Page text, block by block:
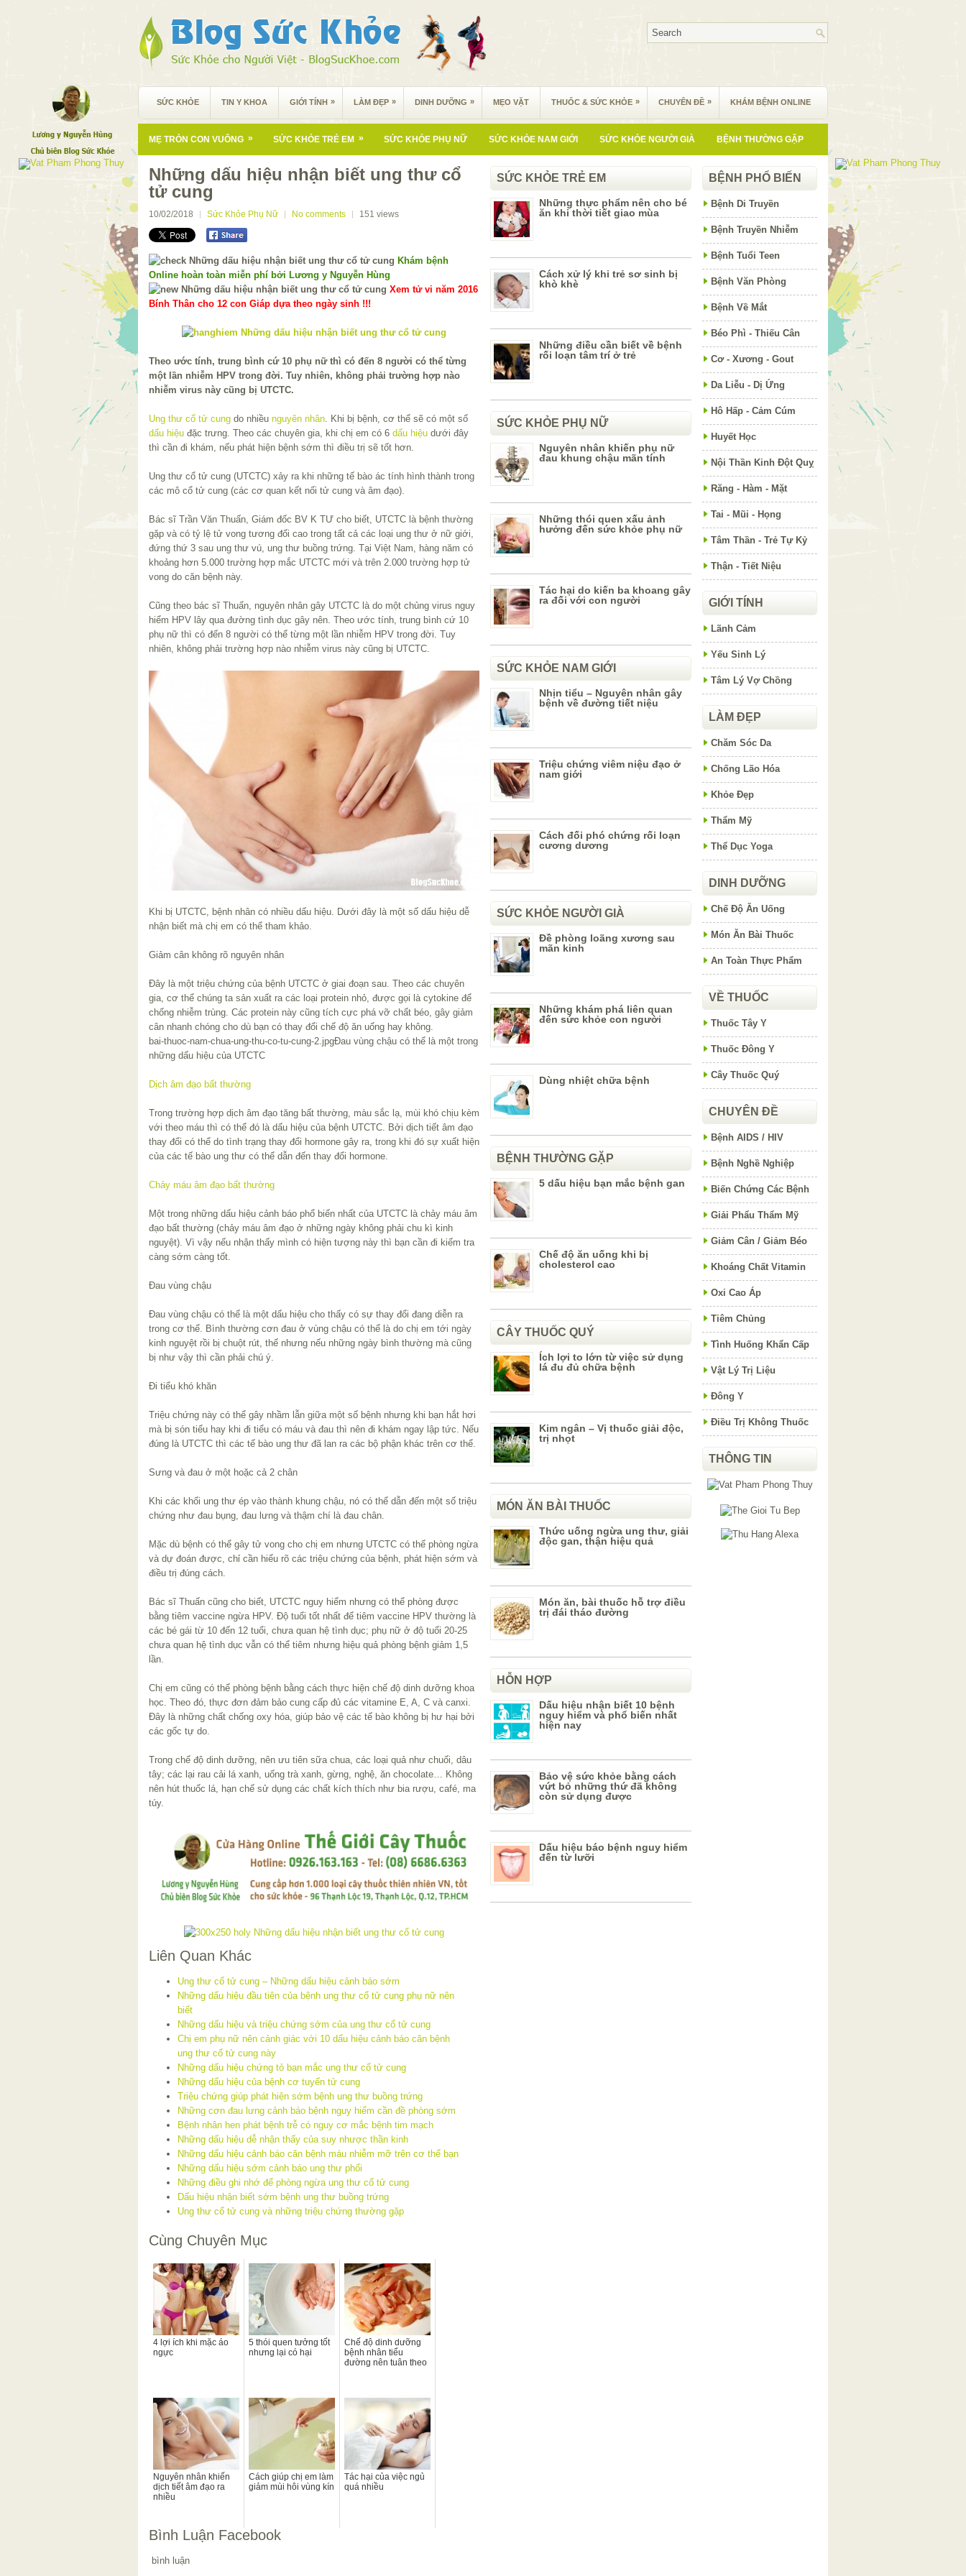
SỨC KHỎE TIN Y KHOA GIỚI TÍNH » LÀM ĐẸP » DINH DƯỠNG » MẸO VẶT THUỐC & SỨC KHỎE » CHUYÊN ĐỀ » KHÁM BỆNH ONLINE
MẸ TRÒN CON VUÔNG » SỨC KHỎE TRẺ EM » SỨC KHỎE PHỤ NỮ SỨC KHỎE NAM GIỚI SỨC KHỎE NGƯỜI GIÀ BỆNH THƯỜNG GẶP
Những dấu hiệu nhận biết ung thư cổ
tử cung
10/02/2018 Sức Khỏe Phụ Nữ No comments 151 views
Khám bệnh
Online hoàn toàn miễn phí bởi Lương y Nguyễn Hùng
Xem tử vi năm 2016
Bính Thân cho 12 con Giáp dựa theo ngày sinh !!!
Theo ước tính, trung bình cứ 10 phụ nữ thì có đến 8 người có thể từng
một lần nhiễm HPV trong đời. Tuy nhiên, không phải trường hợp nào
nhiễm virus này cũng bị UTCTC.
Ung thư cổ tử cung do nhiều nguyên nhân . Khi bị bệnh, cơ thể sẽ có một số
dấu hiệu đặc trưng. Theo các chuyên gia, khi chị em có 6 dấu hiệu dưới đây
thì cần đi khám, nếu phát hiện bệnh sớm thì điều trị sẽ tốt hơn.
Ung thư cổ tử cung (UTCTC) xảy ra khi những tế bào ác tính hình thành trong
các mô cổ tử cung (các cơ quan kết nối tử cung và âm đạo).
Bác sĩ Trần Văn Thuấn, Giám đốc BV K TƯ cho biết, UTCTC là bệnh thường
gặp và có tỷ lệ tử vong tương đối cao trong tất cả các loại ung thư ở nữ giới,
đứng thứ 3 sau ung thư vú, ung thư buồng trứng. Tại Việt Nam, hàng năm có
khoảng hơn 5.000 trường hợp mắc UTCTC mới và trên 2.000 trường hợp tử
vong do căn bệnh này.
Cũng theo bác sĩ Thuấn, nguyên nhân gây UTCTC là do một chủng virus nguy
hiểm HPV lây qua đường tình dục gây nên. Theo ước tính, trung bình cứ 10
phụ nữ thì có đến 8 người có thể từng một lần nhiễm HPV trong đời. Tuy
nhiên, không phải trường hợp nào nhiễm virus này cũng bị UTCTC.
Khi bị UTCTC, bệnh nhân có nhiều dấu hiệu. Dưới đây là một số dấu hiệu dễ
nhận biết mà chị em có thể tham khảo.
Giảm cân không rõ nguyên nhân
Đây là một triệu chứng của bệnh UTCTC ở giai đoạn sau. Theo các chuyên
gia, cơ thể chúng ta sản xuất ra các loại protein nhỏ, được gọi là cytokine để
chống nhiễm trùng. Các protein này cũng tích cực phá vỡ chất béo, gây giảm
cân nhanh chóng cho dù bạn có thay đổi chế độ ăn uống hay không.
bai-thuoc-nam-chua-ung-thu-co-tu-cung-2.jpgĐau vùng chậu có thể là một trong
những dấu hiệu của UTCTC
Dịch âm đạo bất thường
Trong trường hợp dịch âm đạo tăng bất thường, màu sắc lạ, mùi khó chịu kèm
với theo máu thì có thể đó là dấu hiệu của bệnh UTCTC. Bởi dịch tiết âm đạo
thay đổi có thể do tình trạng thay đổi hormone gây ra, trong khi đó sự xuất hiện
của các tế bào ung thư có thể dẫn đến thay đổi hormone.
Chảy máu âm đạo bất thường
Một trong những dấu hiệu cảnh báo phổ biến nhất của UTCTC là chảy máu âm
đạo bất thường (chảy máu âm đạo ở những ngày không phải chu kì kinh
nguyệt). Vì vậy nếu nhận thấy mình có hiện tượng này thì bạn cần đi kiểm tra
càng sớm càng tốt.
Đau vùng chậu
Đau vùng chậu có thể là một dấu hiệu cho thấy có sự thay đổi đang diễn ra
trong cơ thể. Bình thường cơn đau ở vùng chậu có thể là do chị em tới ngày
kinh nguyệt rồi bị chuột rút, thế nhưng nếu những ngày bình thường mà cũng
bị như vậy thì cần phải chú ý.
Đi tiểu khó khăn
Triệu chứng này có thể gây nhầm lẫn giữa một số bệnh nhưng khi bạn hắt hơi
mà bị són tiểu hay khi đi tiểu có máu và đau thì nên đi khám ngay lập tức. Nếu
đúng là UTCTC thì các tế bào ung thư đã lan ra các bộ phận khác trên cơ thể.
Sưng và đau ở một hoặc cả 2 chân
Khi các khối ung thư ép vào thành khung chậu, nó có thể dẫn đến một số triệu
chứng như đau bụng, đau lưng và thậm chí là đau chân.
Mặc dù bệnh có thể gây tử vong cho chị em nhưng UTCTC có thể phòng ngừa
và dự đoán được, chỉ cần hiểu rõ các triệu chứng của bệnh, phát hiện sớm và
điều trị đúng cách.
Bác sĩ Thuấn cũng cho biết, UTCTC nguy hiểm nhưng có thể phòng được
bằng tiêm vaccine ngừa HPV. Độ tuổi tốt nhất để tiêm vaccine HPV thường là
các bé gái từ 10 đến 12 tuổi, chưa quan hệ tình dục; phụ nữ ở độ tuổi 20-25
chưa quan hệ tình dục vẫn có thể tiêm nhưng hiệu quả phòng bệnh giảm 1,5
lần.
Chị em cũng có thể phòng bệnh bằng cách thực hiện chế độ dinh dưỡng khoa
học. Theo đó, thực đơn đảm bảo cung cấp đủ các vitamine E, A, C và canxi.
Đây là những chất chống oxy hóa, giúp bảo vệ các tế bào không bị hư hại bởi
các gốc tự do.
Trong chế độ dinh dưỡng, nên ưu tiên sữa chua, các loại quả như chuối, dâu
tây; các lại rau cải lá xanh, uống trà xanh, gừng, nghệ, ăn chocolate… Không
nên hút thuốc lá, hạn chế sử dụng các chất kích thích như bia rượu, café, ma
túy.
Liên Quan Khác
Ung thư cổ tử cung – Những dấu hiệu cảnh báo sớm
Những dấu hiệu đầu tiên của bệnh ung thư cổ tử cung phụ nữ nên
biết
Những dấu hiệu và triệu chứng sớm của ung thư cổ tử cung
Chị em phụ nữ nên cảnh giác với 10 dấu hiệu cảnh báo căn bệnh
ung thư cổ tử cung này
Những dấu hiệu chứng tỏ bạn mắc ung thư cổ tử cung
Những dấu hiệu của bệnh cơ tuyến tử cung
Triệu chứng giúp phát hiện sớm bệnh ung thư buồng trứng
Những cơn đau lưng cảnh báo bệnh nguy hiểm cần đề phòng sớm
Bệnh nhân hen phát bệnh trễ có nguy cơ mắc bệnh tim mạch
Những dấu hiệu dễ nhận thấy của suy nhược thần kinh
Những dấu hiệu cảnh báo căn bệnh máu nhiễm mỡ trên cơ thể bạn
Những dấu hiệu sớm cảnh báo ung thư phổi
Những điều ghi nhớ để phòng ngừa ung thư cổ tử cung
Dấu hiệu nhận biết sớm bệnh ung thư buồng trứng
Ung thư cổ tử cung và những triệu chứng thường gặp
Cùng Chuyên Mục
4 lợi ích khi mặc áo
ngực
5 thói quen tưởng tốt
nhưng lại có hại
Chế độ dinh dưỡng
bệnh nhân tiểu
đường nên tuân theo
Nguyên nhân khiến
dịch tiết âm đạo ra
nhiều
Cách giúp chị em làm
giảm mùi hôi vùng kín
Tác hại của việc ngủ
quá nhiều
Bình Luận Facebook
bình luận
SỨC KHỎE TRẺ EM
Những thực phẩm nên cho bé
ăn khi thời tiết giao mùa
Cách xử lý khi trẻ sơ sinh bị
khò khè
Những điều cần biết về bệnh
rối loạn tâm trí ở trẻ
SỨC KHỎE PHỤ NỮ
Nguyên nhân khiến phụ nữ
đau khung chậu mãn tính
Những thói quen xấu ảnh
hưởng đến sức khỏe phụ nữ
Tác hại do kiến ba khoang gây
ra đối với con người
SỨC KHỎE NAM GIỚI
Nhịn tiểu – Nguyên nhân gây
bệnh về đường tiết niệu
Triệu chứng viêm niệu đạo ở
nam giới
Cách đối phó chứng rối loạn
cương dương
SỨC KHỎE NGƯỜI GIÀ
Đề phòng loãng xương sau
mãn kinh
Những khám phá liên quan
đến sức khỏe con người
Dùng nhiệt chữa bệnh
BỆNH THƯỜNG GẶP
5 dấu hiệu bạn mắc bệnh gan
Chế độ ăn uống khi bị
cholesterol cao
CÂY THUỐC QUÝ
Ích lợi to lớn từ việc sử dụng
lá đu đủ chữa bệnh
Kim ngân – Vị thuốc giải độc,
trị nhọt
MÓN ĂN BÀI THUỐC
Thức uống ngừa ung thư, giải
độc gan, thận hiệu quả
Món ăn, bài thuốc hỗ trợ điều
trị đái tháo đường
HỖN HỢP
Dấu hiệu nhận biết 10 bệnh
nguy hiểm và phổ biến nhất
hiện nay
Bảo vệ sức khỏe bằng cách
vứt bỏ những thứ đã không
còn sử dụng được
Dấu hiệu báo bệnh nguy hiểm
đến từ lưỡi
BỆNH PHỔ BIẾN
Bệnh Di Truyền
Bệnh Truyền Nhiễm
Bệnh Tuổi Teen
Bệnh Văn Phòng
Bệnh Về Mắt
Béo Phì - Thiếu Cân
Cơ - Xương - Gout
Da Liễu - Dị Ứng
Hô Hấp - Cảm Cúm
Huyết Học
Nội Thần Kinh Đột Quỵ
Răng - Hàm - Mặt
Tai - Mũi - Họng
Tâm Thần - Trẻ Tự Kỷ
Thận - Tiết Niệu
GIỚI TÍNH
Lãnh Cảm
Yếu Sinh Lý
Tâm Lý Vợ Chồng
LÀM ĐẸP
Chăm Sóc Da
Chống Lão Hóa
Khỏe Đẹp
Thẩm Mỹ
Thể Dục Yoga
DINH DƯỠNG
Chế Độ Ăn Uống
Món Ăn Bài Thuốc
An Toàn Thực Phẩm
VỀ THUỐC
Thuốc Tây Y
Thuốc Đông Y
Cây Thuốc Quý
CHUYÊN ĐỀ
Bệnh AIDS / HIV
Bệnh Nghề Nghiệp
Biến Chứng Các Bệnh
Giải Phẩu Thẩm Mỹ
Giảm Cân / Giảm Béo
Khoáng Chất Vitamin
Oxi Cao Áp
Tiêm Chủng
Tình Huống Khẩn Cấp
Vật Lý Trị Liệu
Đông Y
Điều Trị Không Thuốc
THÔNG TIN